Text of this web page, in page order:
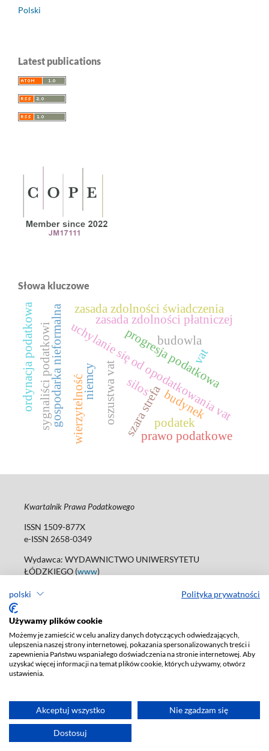
polski Polityka prywatności
Używamy plików cookie
Możemy je zamieścić w celu analizy danych dotyczących odwiedzających,
ulepszenia naszej strony internetowej, pokazania spersonalizowanych treści i
zapewnienia Państwu wspaniałego doświadczenia na stronie internetowej. Aby
uzyskać więcej informacji na temat plików cookie, których używamy, otwórz
ustawienia.
Akceptuj wszystko Nie zgadzam się
Dostosuj
Polski
Latest publications
Słowa kluczowe
oszustwa vat
uchylanie się od opodatkowania vat
szara strefa
gospodarka nieformalna progresja podatkowa
zasada zdolności płatniczej
budynek
budowla
prawo podatkowe
silos
sygnaliści podatkowi niemcy
zasada zdolności świadczenia
podatek
ordynacja podatkowa wierzytelność
vat
Kwartalnik Prawa Podatkowego
ISSN 1509-877X
e-ISSN 2658-0349
Wydawca: WYDAWNICTWO UNIWERSYTETU
ŁÓDZKIEGO (www)
tel. 42 235 01 65; 42 635 55 80
Deklaracja dostępności